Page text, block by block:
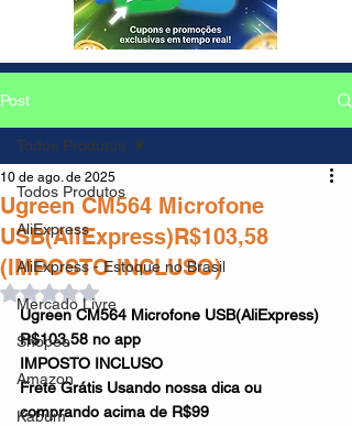
Post
Todos Produtos
AliExpress
AliExpress - Estoque no Brasil
Mercado Livre
Shopee
Amazon
Kabum
Todos Produtos
Ugreen CM564 Microfone
USB(AliExpress)R$103,58
(IMPOSTO INCLUSO)
10 de ago. de 2025
Avaliado com NaN de 5 estrelas.
Ugreen CM564 Microfone USB(AliExpress)
R$103,58 no app
IMPOSTO INCLUSO
Frete Grátis Usando nossa dica ou
comprando acima de R$99